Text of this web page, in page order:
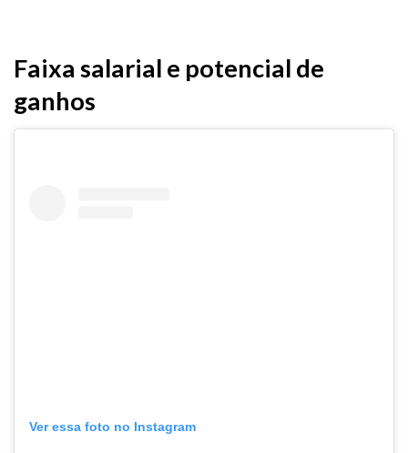
Faixa salarial e potencial de
ganhos
Ver essa foto no Instagram